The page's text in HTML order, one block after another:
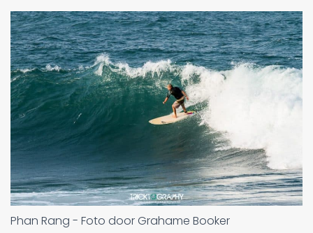
Phan Rang - Foto door Grahame Booker